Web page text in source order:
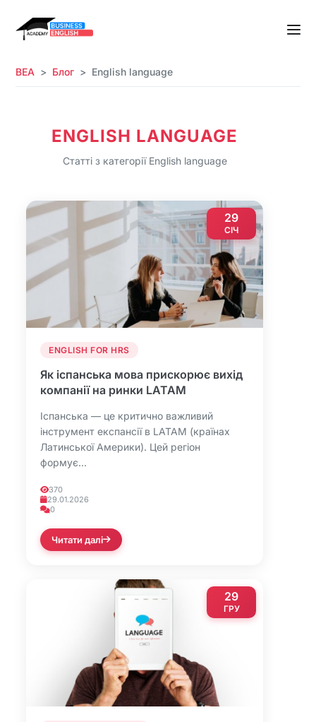
BEA Блог English language
ENGLISH LANGUAGE
Статті з категорії English language
29
СІЧ
ENGLISH FOR HRS
Як іспанська мова прискорює вихід
компанії на ринки LATAM
Іспанська — це критично важливий
інструмент експансії в LATAM (країнах
Латинської Америки). Цей регіон
формує...
370
29.01.2026
0
Читати далі
29
ГРУ